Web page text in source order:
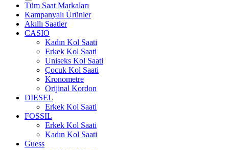
Tüm Saat Markaları
Kampanyalı Ürünler
Akıllı Saatler
CASIO
Kadın Kol Saati
Erkek Kol Saati
Uniseks Kol Saati
Çocuk Kol Saati
Kronometre
Orijinal Kordon
DIESEL
Erkek Kol Saati
FOSSIL
Erkek Kol Saati
Kadın Kol Saati
Guess